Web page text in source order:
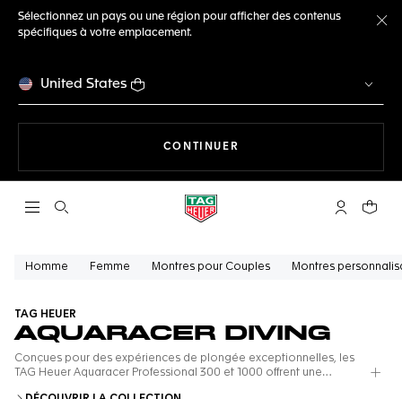
Sélectionnez un pays ou une région pour afficher des contenus
spécifiques à votre emplacement.
United States
CONTINUER
Ouvrir la barre de recherche Compte My
Votre